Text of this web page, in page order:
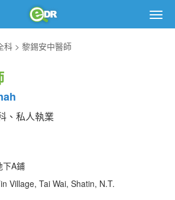
科 黎錫安中醫師
、私人執業
下A鋪
Village, Tai Wai, Shatin, N.T.